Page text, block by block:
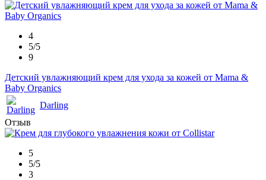
4
5/5
9
Детский увлажняющий крем для ухода за кожей от Mama &
Baby Organics
Darling
Отзыв
5
5/5
3